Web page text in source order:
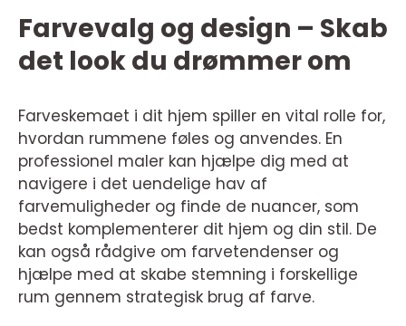
Farvevalg og design – Skab
det look du drømmer om
Farveskemaet i dit hjem spiller en vital rolle for,
hvordan rummene føles og anvendes. En
professionel maler kan hjælpe dig med at
navigere i det uendelige hav af
farvemuligheder og finde de nuancer, som
bedst komplementerer dit hjem og din stil. De
kan også rådgive om farvetendenser og
hjælpe med at skabe stemning i forskellige
rum gennem strategisk brug af farve.